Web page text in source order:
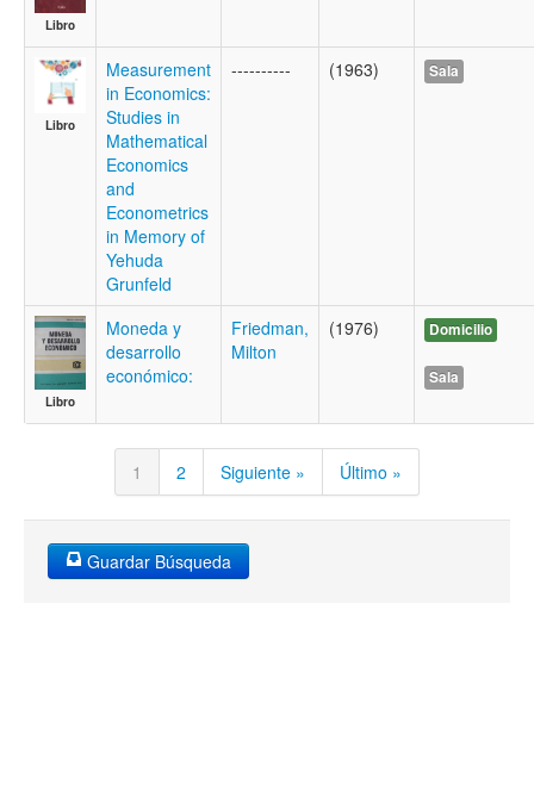
Libro
Libro
Measurement
in Economics:
Studies in
Mathematical
Economics
and
Econometrics
in Memory of
Yehuda
Grunfeld
---------- (1963) Sala
Libro
Moneda y
desarrollo
económico:
Friedman,
Milton
(1976) Domicilio
Sala
1 2 Siguiente » Último »
Guardar Búsqueda